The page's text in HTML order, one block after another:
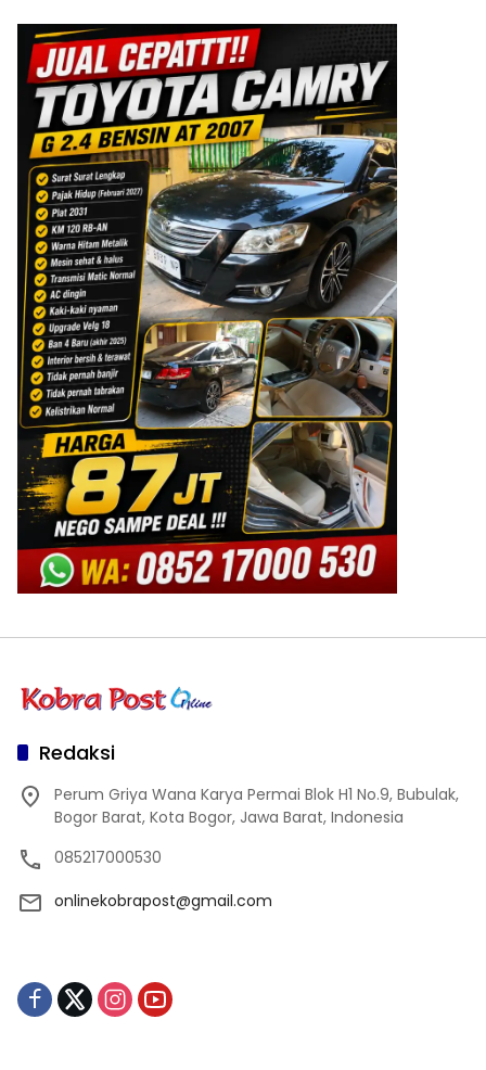
Redaksi
Perum Griya Wana Karya Permai Blok H1 No.9, Bubulak,
Bogor Barat, Kota Bogor, Jawa Barat, Indonesia
085217000530
onlinekobrapost@gmail.com